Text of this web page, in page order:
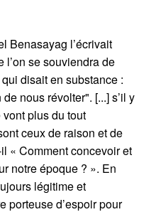
Benasayag l’écrivait
l’on se souviendra de
disait en substance :
nous révolter". [...] s’il y
plus du tout
ceux de raison et de
« Comment concevoir et
notre époque ? ». En
légitime et
porteuse d’espoir pour